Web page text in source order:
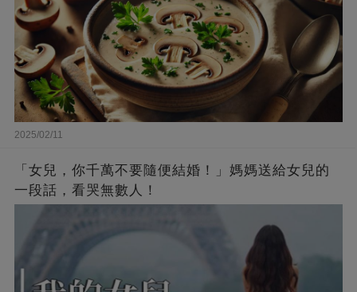
2025/02/11
「女兒，你千萬不要隨便結婚！」媽媽送給女兒的
一段話，看哭無數人！